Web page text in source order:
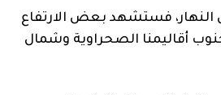
النهار، فستشهد بعض الارتفاع
أقاليمنا الصحراوية وشمال